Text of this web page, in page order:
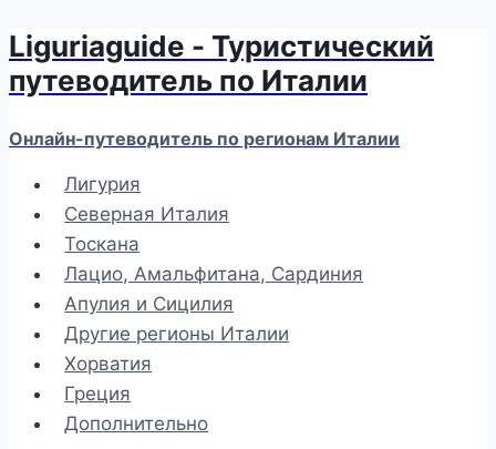
Перейти
к
содержимому
Liguriaguide - Туристический
путеводитель по Италии
Онлайн-путеводитель по регионам Италии
Лигурия
Северная Италия
Тоскана
Лацио, Амальфитана, Сардиния
Апулия и Сицилия
Другие регионы Италии
Хорватия
Греция
Дополнительно